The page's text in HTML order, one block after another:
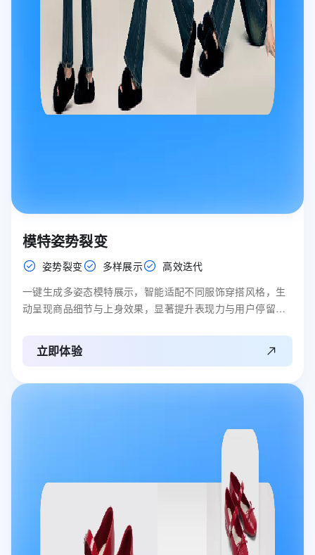
模特姿势裂变
姿势裂变 多样展示
高效迭代
一键生成多姿态模特展示，智能适配不同服饰穿搭风格，生
动呈现商品细节与上身效果，显著提升表现力与用户停留时
立即体验